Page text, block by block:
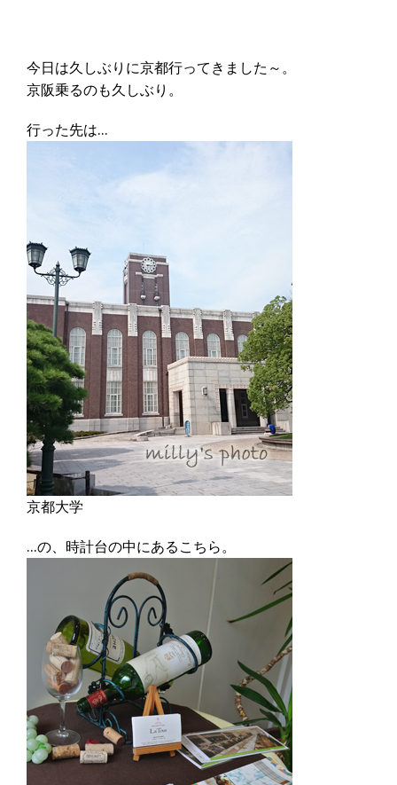
今日は久しぶりに京都行ってきました～。
京阪乗るのも久しぶり。
行った先は…
京都大学
…の、時計台の中にあるこちら。